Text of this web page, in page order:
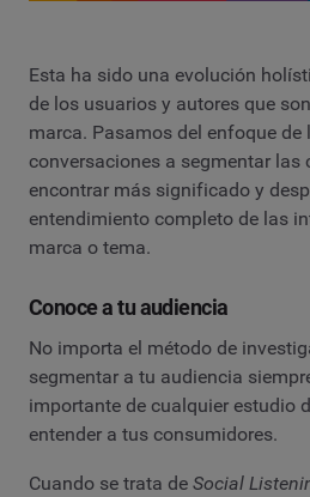
Esta ha sido una evolución
de los usuarios y autores que
marca. Pasamos del enfoque de
conversaciones a segmentar las
encontrar más significado y
entendimiento completo de las
marca o tema.
Conoce a tu audiencia
No importa el método de
segmentar a tu audiencia
importante de cualquier estudio
entender a tus consumidores.
Cuando se trata de Social